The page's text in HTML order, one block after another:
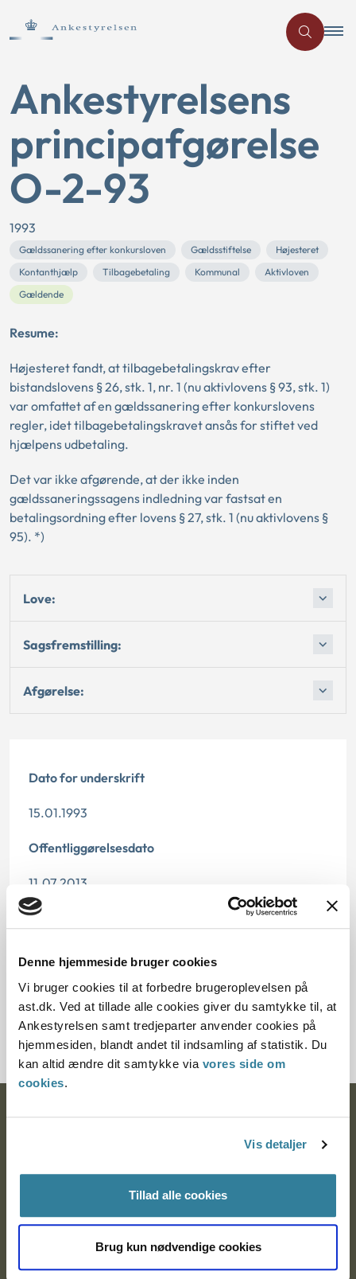
Denne hjemmeside bruger cookies
Vi bruger cookies til at forbedre brugeroplevelsen på
ast.dk. Ved at tillade alle cookies giver du samtykke til, at
Ankestyrelsen samt tredjeparter anvender cookies på
hjemmesiden, blandt andet til indsamling af statistik. Du
kan altid ændre dit samtykke via vores side om
cookies.
Vis detaljer
Tillad alle cookies
Brug kun nødvendige cookies
Ankestyrelsens
principafgørelse
O-2-93
1993
Gældssanering efter konkursloven Gældsstiftelse
Højesteret
Kontanthjælp
Tilbagebetaling Kommunal
Aktivloven
Gældende
Resume:
Højesteret fandt, at tilbagebetalingskrav efter
bistandslovens § 26, stk. 1, nr. 1 (nu aktivlovens § 93, stk. 1)
var omfattet af en gældssanering efter konkurslovens
regler, idet tilbagebetalingskravet ansås for stiftet ved
hjælpens udbetaling.
Det var ikke afgørende, at der ikke inden
gældssaneringssagens indledning var fastsat en
betalingsordning efter lovens § 27, stk. 1 (nu aktivlovens §
95). *)
Love:
Sagsfremstilling:
Afgørelse:
Dato for underskrift
15.01.1993
Offentliggørelsesdato
11.07.2013
Paragraf
Journalnummer
20683-89
Ankestyrelsen
Ankestyrelsen Aalborg